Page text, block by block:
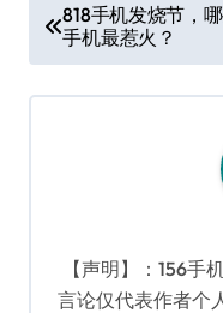
章
导
818手机发烧节，
手机最惹火？
【声明】：156手
言论仅代表作者个